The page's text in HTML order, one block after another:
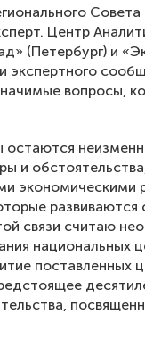
Совета
Центр
(Петербург) и
экспертного
вопросы,
и
экономическими
развиваются
связи считаю
национальных
поставленных